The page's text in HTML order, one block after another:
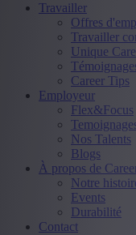
Travailler
Offres
Travailler
Unique
Career Tips
Employeur
Flex&Focus
Nos Talents
Blogs
À propos de
Notre
Events
Durabilité
Contact